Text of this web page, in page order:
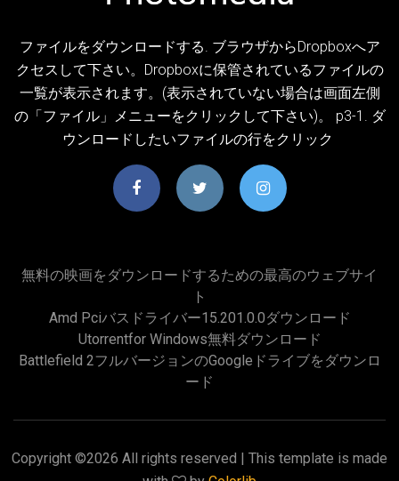
ファイルをダウンロードする. ブラウザからDropboxへア
クセスして下さい。Dropboxに保管されているファイルの
一覧が表示されます。(表示されていない場合は画面左側
の「ファイル」メニューをクリックして下さい)。 p3-1. ダ
ウンロードしたいファイルの行をクリック
無料の映画をダウンロードするための最高のウェブサイ
ト
Amd Pciバスドライバー15.201.0.0ダウンロード
Utorrentfor Windows無料ダウンロード
Battlefield 2フルバージョンのGoogleドライブをダウンロ
ード
Copyright ©2026 All rights reserved | This template is made